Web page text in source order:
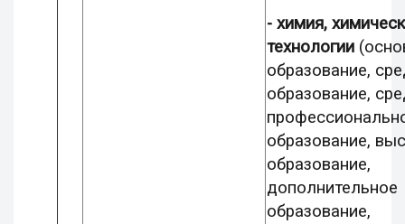
- химия,
технологии
образование,
образование,
образование,
образование,
дополнительное
образование,